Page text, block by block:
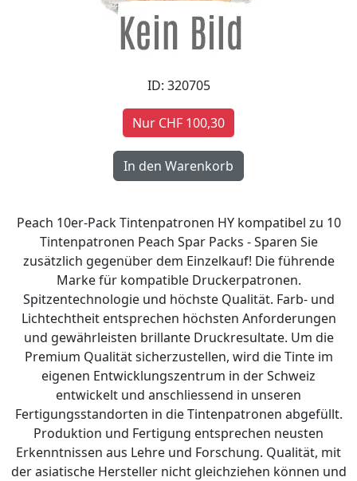
ID: 320705
Nur CHF 100,30
Peach 10er-Pack Tintenpatronen HY kompatibel zu 10
Tintenpatronen Peach Spar Packs - Sparen Sie
zusätzlich gegenüber dem Einzelkauf! Die führende
Marke für kompatible Druckerpatronen.
Spitzentechnologie und höchste Qualität. Farb- und
Lichtechtheit entsprechen höchsten Anforderungen
und gewährleisten brillante Druckresultate. Um die
Premium Qualität sicherzustellen, wird die Tinte im
eigenen Entwicklungszentrum in der Schweiz
entwickelt und anschliessend in unseren
Fertigungsstandorten in die Tintenpatronen abgefüllt.
Produktion und Fertigung entsprechen neusten
Erkenntnissen aus Lehre und Forschung. Qualität, mit
der asiatische Hersteller nicht gleichziehen können und